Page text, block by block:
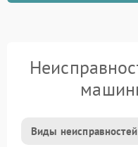
Виды неисправностей